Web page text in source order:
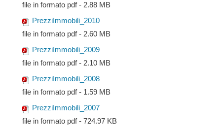
file in formato pdf - 2.88 MB
PrezziImmobili_2010
file in formato pdf - 2.60 MB
PrezziImmobili_2009
file in formato pdf - 2.10 MB
PrezziImmobili_2008
file in formato pdf - 1.59 MB
PrezziImmobili_2007
file in formato pdf - 724.97 KB